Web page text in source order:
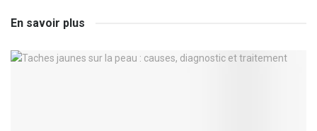
En savoir plus